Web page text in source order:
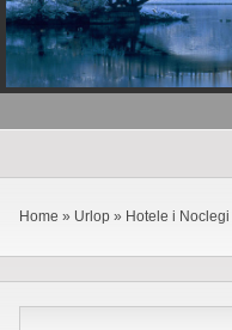
Home » Urlop » Hotele i Noclegi